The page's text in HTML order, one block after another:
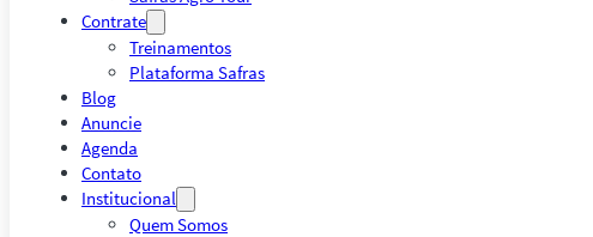
Contrate
Treinamentos
Plataforma Safras
Blog
Anuncie
Agenda
Contato
Institucional
Quem Somos